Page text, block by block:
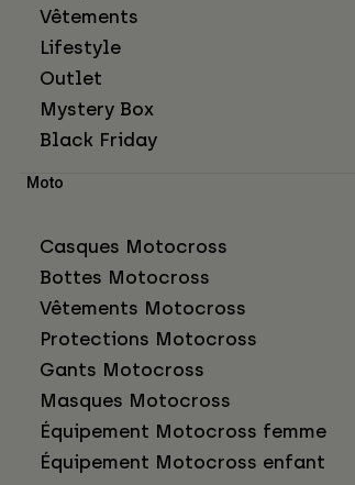
Vêtements
Lifestyle
Outlet
Mystery Box
Black Friday
Moto
Casques Motocross
Bottes Motocross
Vêtements Motocross
Protections Motocross
Gants Motocross
Masques Motocross
Équipement Motocross femme
Équipement Motocross enfant